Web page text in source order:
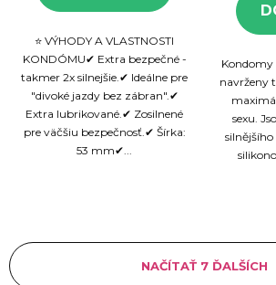
⭐ VÝHODY A VLASTNOSTI
KONDÓMU✔ Extra bezpečné -
takmer 2x silnejšie.✔ Ideálne pre
"divoké jazdy bez zábran".✔
Extra lubrikované.✔ Zosilnené
pre väčšiu bezpečnosť.✔ Šírka:
53 mm✔...
Kondomy
navrženy
sexu.
NAČÍTAŤ 7 ĎALŠÍCH